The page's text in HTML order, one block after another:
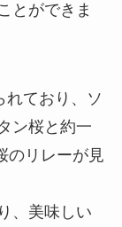
とができま
れており、ソ
ン桜と約一
のリレーが見
、美味しい